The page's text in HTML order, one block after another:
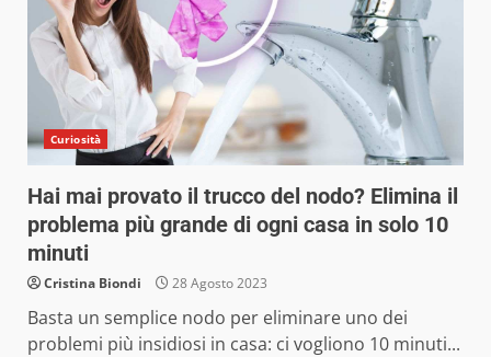
Curiosità
Hai mai provato il trucco del nodo? Elimina il
problema più grande di ogni casa in solo 10
minuti
Cristina Biondi 28 Agosto 2023
Basta un semplice nodo per eliminare uno dei
problemi più insidiosi in casa: ci vogliono 10 minuti...